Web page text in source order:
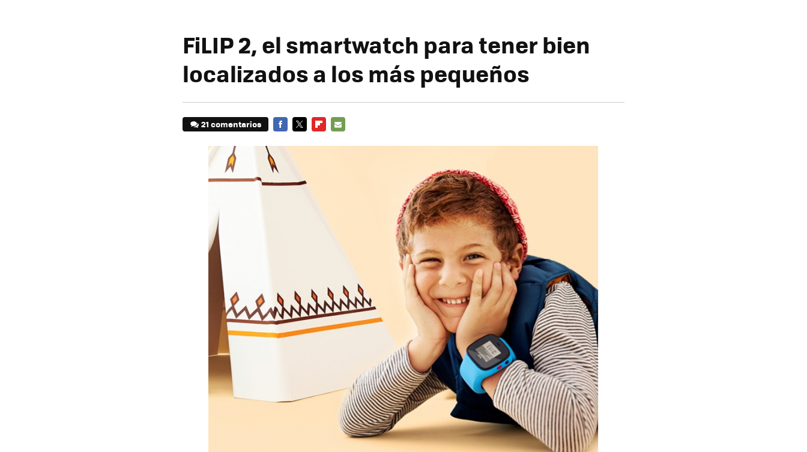
FiLIP 2, el smartwatch para tener bien
localizados a los más pequeños
21 comentarios